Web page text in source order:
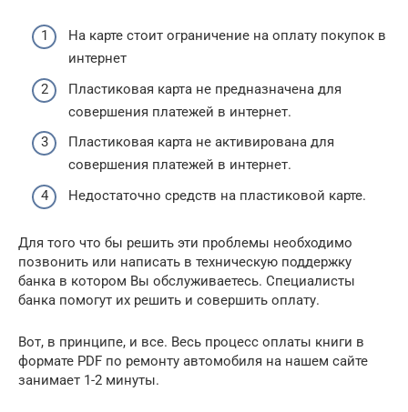
На карте стоит ограничение на оплату покупок в
интернет
Пластиковая карта не предназначена для
совершения платежей в интернет.
Пластиковая карта не активирована для
совершения платежей в интернет.
Недостаточно средств на пластиковой карте.
Для того что бы решить эти проблемы необходимо
позвонить или написать в техническую поддержку
банка в котором Вы обслуживаетесь. Специалисты
банка помогут их решить и совершить оплату.
Вот, в принципе, и все. Весь процесс оплаты книги в
формате PDF по ремонту автомобиля на нашем сайте
занимает 1-2 минуты.